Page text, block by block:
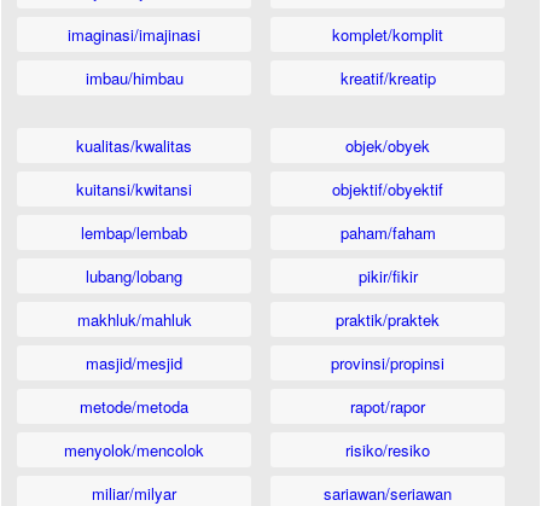
imaginasi/imajinasi
imbau/himbau
komplet/komplit
kreatif/kreatip
kualitas/kwalitas
kuitansi/kwitansi
lembap/lembab
lubang/lobang
makhluk/mahluk
masjid/mesjid
metode/metoda
menyolok/mencolok
miliar/milyar
objek/obyek
objektif/obyektif
paham/faham
pikir/fikir
praktik/praktek
provinsi/propinsi
rapot/rapor
risiko/resiko
sariawan/seriawan